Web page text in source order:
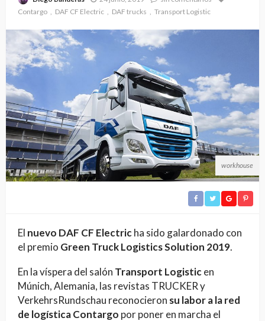
Contargo
DAF CF Electric DAF trucks Transport Logistic
workhouse
El nuevo DAF CF Electricha sido galardonado con
el premio Green Truck Logistics Solution 2019.
En la víspera del salón Transport Logisticen
Múnich, Alemania, las revistas TRUCKER y
VerkehrsRundschau reconocieron su labor a la red
de logística Contargo por poner en marcha el